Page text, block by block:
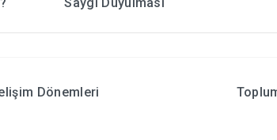
Dönemleri